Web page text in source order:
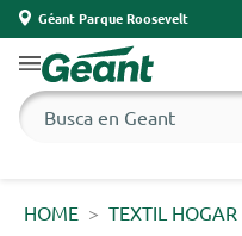
Géant Parque Roosevelt
HOME TEXTIL HOGAR